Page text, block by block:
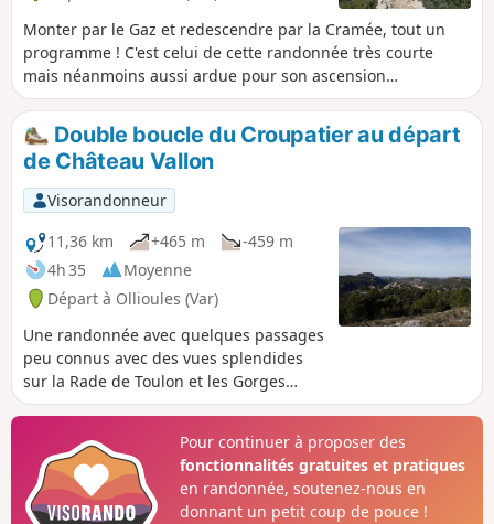
Monter par le Gaz et redescendre par la Cramée, tout un
programme ! C'est celui de cette randonnée très courte
mais néanmoins aussi ardue pour son ascension
qu'abrupte pour son retour. Genoux fragiles s'abstenir... ou
alors, soyez très prudents.
Double boucle du Croupatier au départ
de Château Vallon
Visorandonneur
11,36 km
+465 m
-459 m
4h 35
Moyenne
Départ à Ollioules (Var)
Une randonnée avec quelques passages
peu connus avec des vues splendides
sur la Rade de Toulon et les Gorges
d'Ollioules. Passage au télégraphe de
Pour continuer à proposer des
fonctionnalités gratuites et pratiques
en randonnée, soutenez-nous en
donnant un petit coup de pouce !